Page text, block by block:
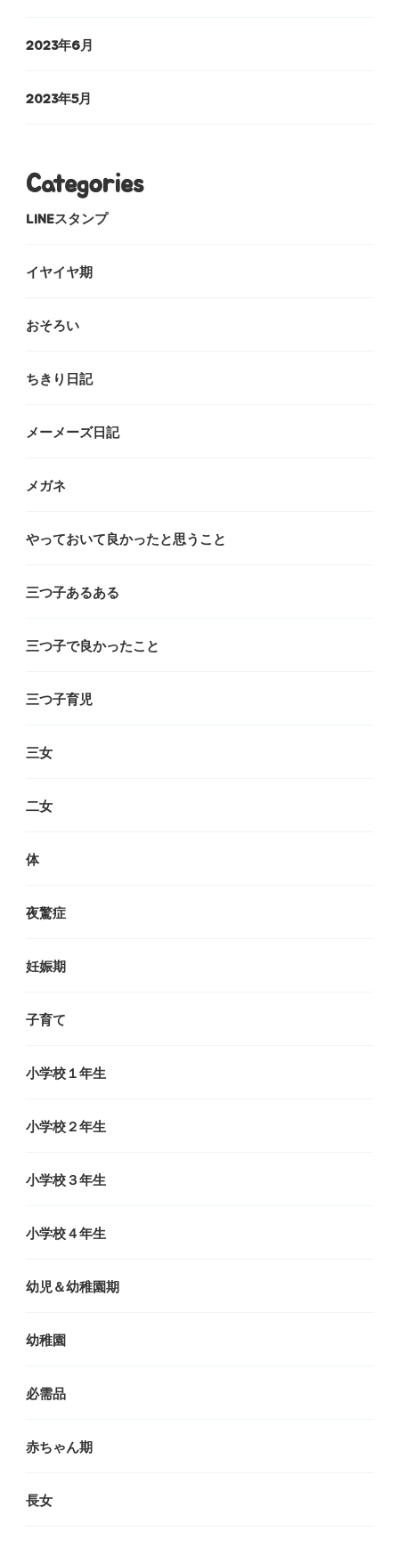
2023年6月
2023年5月
Categories
LINEスタンプ
イヤイヤ期
おそろい
ちきり日記
メーメーズ日記
メガネ
やっておいて良かったと思うこと
三つ子あるある
三つ子で良かったこと
三つ子育児
三女
二女
体
夜驚症
妊娠期
子育て
小学校１年生
小学校２年生
小学校３年生
小学校４年生
幼児＆幼稚園期
幼稚園
必需品
赤ちゃん期
長女